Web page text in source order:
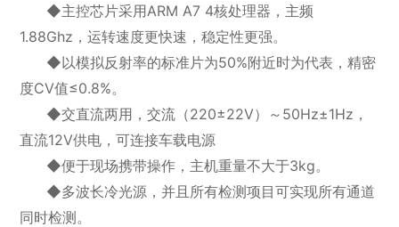
◆主控芯片采用ARM A7 4核处理器，主频
1.88Ghz，运转速度更快速，稳定性更强。
◆以模拟反射率的标准片为50%附近时为代表，精密
度CV值≤0.8%。
◆交直流两用，交流（220±22V）～50Hz±1Hz，
直流12V供电，可连接车载电源
◆便于现场携带操作，主机重量不大于3kg。
◆多波长冷光源，并且所有检测项目可实现所有通道
同时检测。